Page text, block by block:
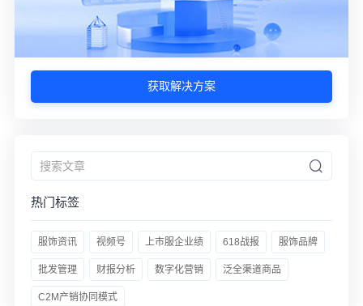
获取解决方案
热门标签
服饰资讯 视频号 上市服企业绩 618战报 服饰品牌
批发管理 财报分析 数字化营销 泛全渠道商品
C2M产销协同模式